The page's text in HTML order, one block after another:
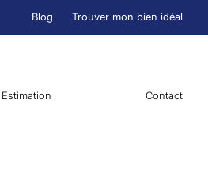
Blog Trouver mon bien idéal
Estimation Contact